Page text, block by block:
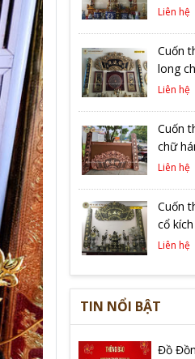
Liên hệ
Cuốn
long
đồng
Liên hệ
Cuốn
chữ
Liên hệ
Cuốn
cổ
Liên hệ
TIN NỔI BẬT
Đồ